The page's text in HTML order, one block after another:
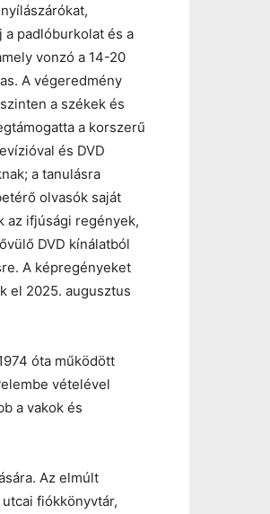
padlóburkolat és a
vonzó a 14-20
A végeredmény
a székek és
a korszerű
és DVD
a tanulásra
olvasók saját
az ifjúsági regények,
DVD kínálatból
A képregényeket
el 2025. augusztus
óta működött
vételével
a vakok és
Az elmúlt
fiókkönyvtár,